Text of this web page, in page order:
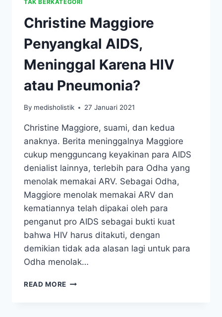
TAK BERKATEGORI
Christine Maggiore
Penyangkal AIDS,
Meninggal Karena HIV
atau Pneumonia?
By medisholistik 27 Januari 2021
Christine Maggiore, suami, dan kedua
anaknya. Berita meninggalnya Maggiore
cukup mengguncang keyakinan para AIDS
denialist lainnya, terlebih para Odha yang
menolak memakai ARV. Sebagai Odha,
Maggiore menolak memakai ARV dan
kematiannya telah dipakai oleh para
penganut pro AIDS sebagai bukti kuat
bahwa HIV harus ditakuti, dengan
demikian tidak ada alasan lagi untuk para
Odha menolak…
READ MORE CHRISTINE